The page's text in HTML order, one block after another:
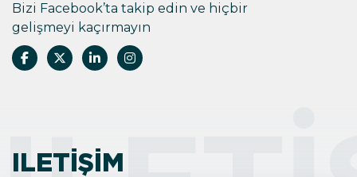
Bizi Facebook’ta takip edin ve hiçbir
gelişmeyi kaçırmayın
ILETIŞIM